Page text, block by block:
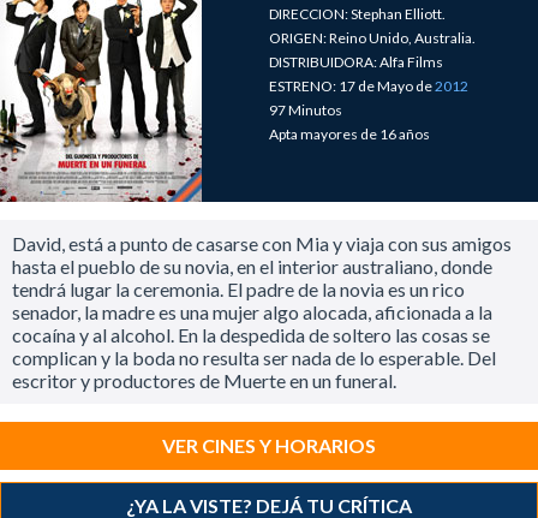
DIRECCION: Stephan Elliott.
ORIGEN: Reino Unido, Australia.
DISTRIBUIDORA: Alfa Films
ESTRENO: 17 de Mayo de2012
97 Minutos
Apta mayores de 16 años
David, está a punto de casarse con Mia y viaja con sus amigos
hasta el pueblo de su novia, en el interior australiano, donde
tendrá lugar la ceremonia. El padre de la novia es un rico
senador, la madre es una mujer algo alocada, aficionada a la
cocaína y al alcohol. En la despedida de soltero las cosas se
complican y la boda no resulta ser nada de lo esperable. Del
escritor y productores de Muerte en un funeral.
VER CINES Y HORARIOS
¿YA LA VISTE? DEJÁ TU CRÍTICA